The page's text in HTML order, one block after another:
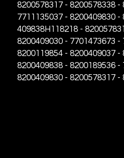
8200578317 - 8200578338 -
7711135037 - 8200409830
409838H118218 -
8200409030 - 7701473673 -
8200119854 - 8200409037 -
8200409838 - 8200189536 -
8200409830 - 8200578317